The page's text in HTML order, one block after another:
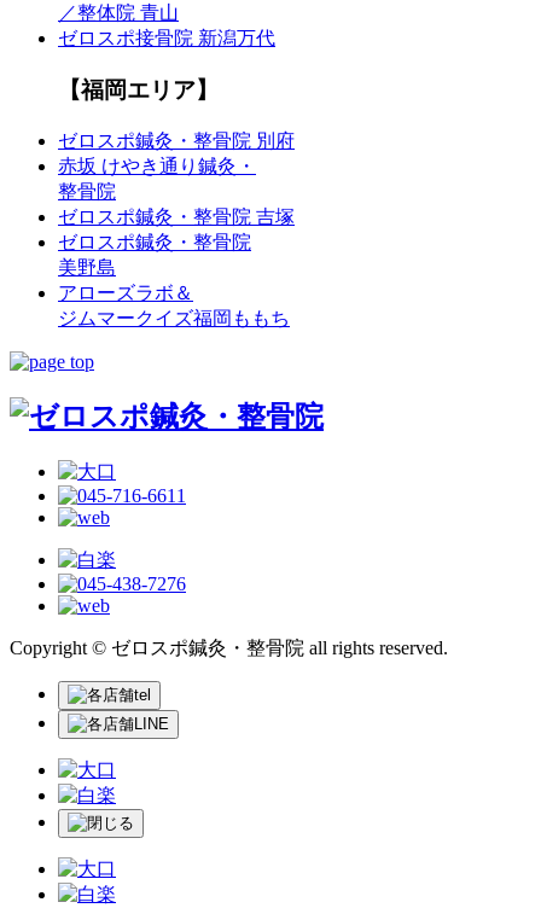
／整体院 青山
ゼロスポ接骨院 新潟万代
【福岡エリア】
ゼロスポ鍼灸・整骨院 別府
赤坂 けやき通り鍼灸・
整骨院
ゼロスポ鍼灸・整骨院 吉塚
ゼロスポ鍼灸・整骨院
美野島
アローズラボ＆
ジムマークイズ福岡ももち
Copyright © ゼロスポ鍼灸・整骨院 all rights reserved.